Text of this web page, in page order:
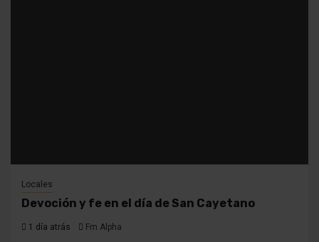
Locales
Devoción y fe en el día de San Cayetano
1 día atrás Fm Alpha